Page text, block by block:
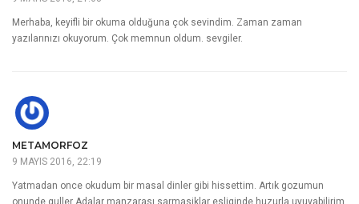
Merhaba, keyifli bir okuma olduğuna çok sevindim. Zaman zaman
yazılarınızı okuyorum. Çok memnun oldum. sevgiler.
METAMORFOZ
9 MAYIS 2016, 22:19
Yatmadan once okudum bir masal dinler gibi hissettim. Artık gozumun